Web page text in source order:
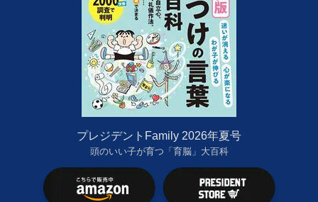
プレジデントFamily 2026年夏号
頭のいい子が育つ「育脳」大百科